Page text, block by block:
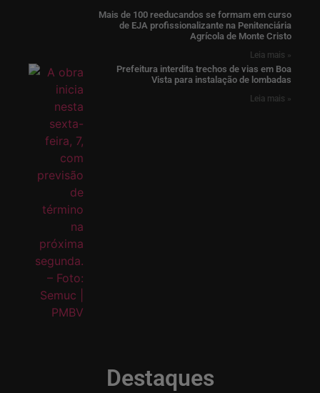
Destaques
Mais de 100 reeducandos se formam em curso
de EJA profissionalizante na Penitenciária
Agrícola de Monte Cristo
Leia mais »
Prefeitura interdita trechos de vias em Boa
Vista para instalação de lombadas
Leia mais »